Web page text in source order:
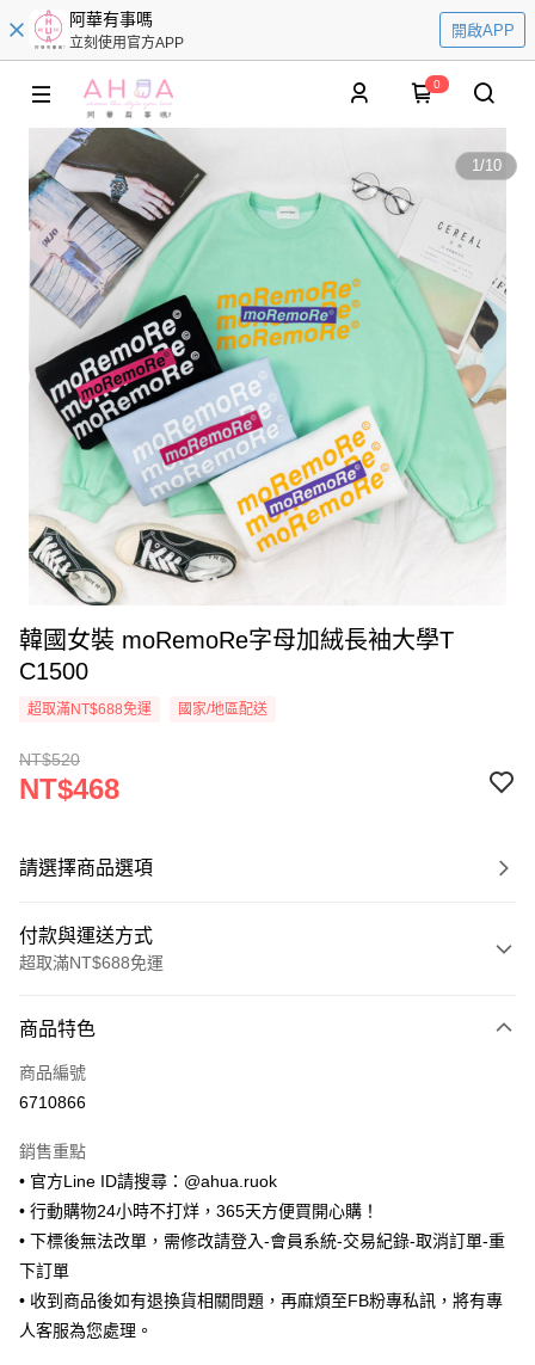
阿華有事嗎
立刻使用官方APP
開啟APP
0
1/10
韓國女裝 moRemoRe字母加絨長袖大學T
C1500
超取滿NT$688免運 國家/地區配送
NT$520
NT$468
請選擇商品選項
付款與運送方式
超取滿NT$688免運
信用卡一次付款
超商取貨付款
Apple Pay
街口支付
悠遊付
ATM付款
商品特色
商品編號
6710866
銷售重點
• 官方Line ID請搜尋：@ahua.ruok
• 行動購物24小時不打烊，365天方便買開心購！
• 下標後無法改單，需修改請登入-會員系統-交易紀錄-取消訂單-重
下訂單
• 收到商品後如有退換貨相關問題，再麻煩至FB粉專私訊，將有專
人客服為您處理。